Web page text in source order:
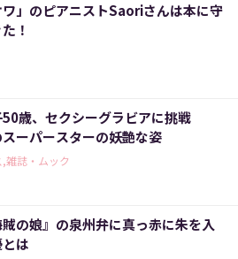
ワ」のピアニストSaoriさんは本に守
！
50歳、セクシーグラビアに挑戦
ーパースターの妖艶な姿
,雑誌・ムック
賊の娘』の泉州弁に真っ赤に朱を入
は